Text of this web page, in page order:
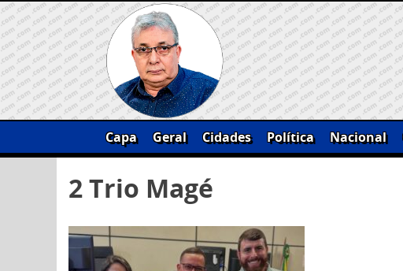
Skip
to
content
Capa Geral Cidades Política Nacional
por:
2 Trio Magé